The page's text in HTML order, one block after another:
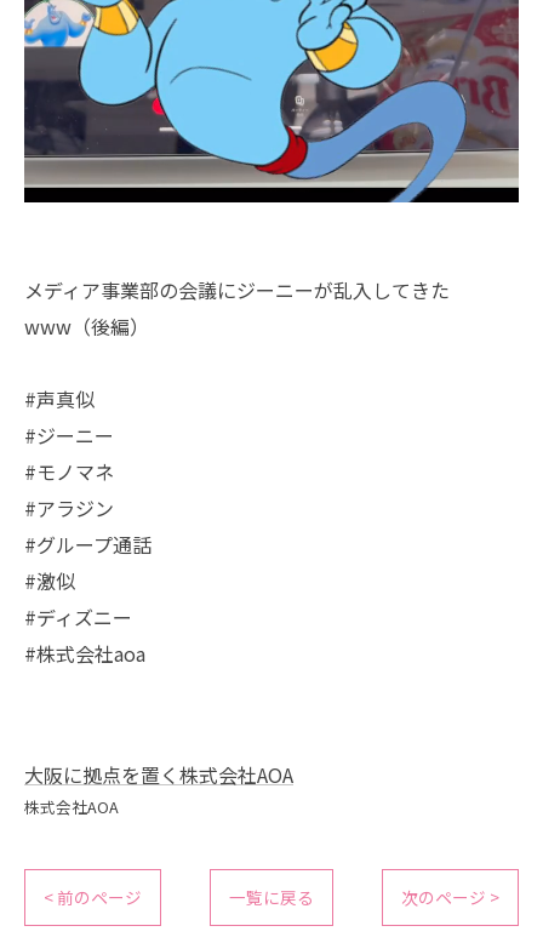
メディア事業部の会議にジーニーが乱入してきた
www（後編）
#声真似
#ジーニー
#モノマネ
#アラジン
#グループ通話
#激似
#ディズニー
#株式会社aoa
大阪に拠点を置く株式会社AOA
株式会社AOA
< 前のページ 一覧に戻る 次のページ >